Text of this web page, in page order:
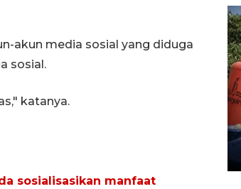
akun media sosial yang diduga
sosial.
katanya.
sosialisasikan manfaat
memuncak, air